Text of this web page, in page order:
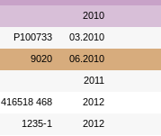
2010
P100733 03.2010
9020 06.2010
2011
416518 468 2012
1235-1 2012